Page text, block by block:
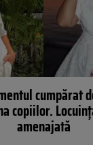
cumpărat
copiilor.
amenajată